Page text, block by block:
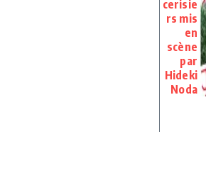
cerisie
rs mis
en
scène
par
Hideki
Noda